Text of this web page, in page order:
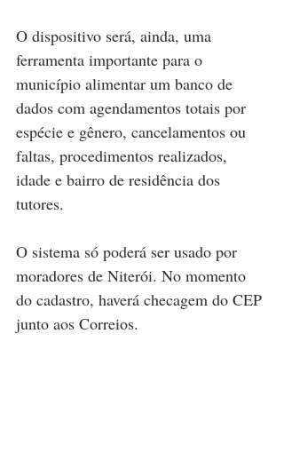
O dispositivo será, ainda, uma
ferramenta importante para o
município alimentar um banco de
dados com agendamentos totais por
espécie e gênero, cancelamentos ou
faltas, procedimentos realizados,
idade e bairro de residência dos
tutores.
O sistema só poderá ser usado por
moradores de Niterói. No momento
do cadastro, haverá checagem do CEP
junto aos Correios.